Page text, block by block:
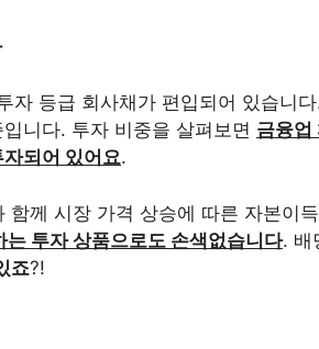
자 등급 회사채가 편입되어 있습니
니다. 투자 비중을 살펴보면 금융업
되어 있어요.
함께 시장 가격 상승에 따른 자본이
는 투자 상품으로도 손색없습니다. 배
죠?!